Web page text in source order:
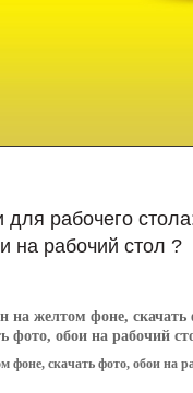
для рабочего
на рабочий стол ?
на желтом фоне, скачать
фото, обои на рабочий
скачать фото, обои на